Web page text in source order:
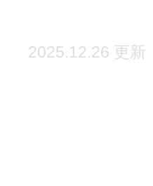
2025.12.26 更新